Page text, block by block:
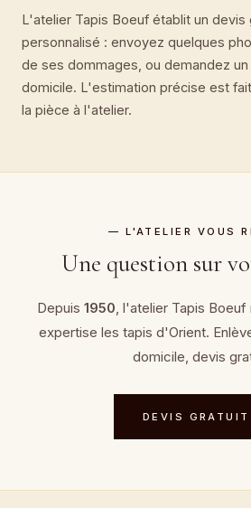
L'atelier Tapis Boeuf établit un devis
personnalisé : envoyez quelques
de ses dommages, ou demandez
domicile. L'estimation précise est
la pièce à l'atelier.
— L'ATELIER VOUS
Une question sur
Depuis 1950, l'atelier Tapis
expertise les tapis d'Orient.
domicile, devis
DEVIS GRATUIT